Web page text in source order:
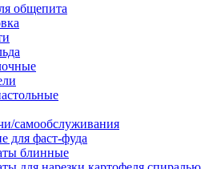
общепита
самообслуживания
для фаст-фуда
блинные